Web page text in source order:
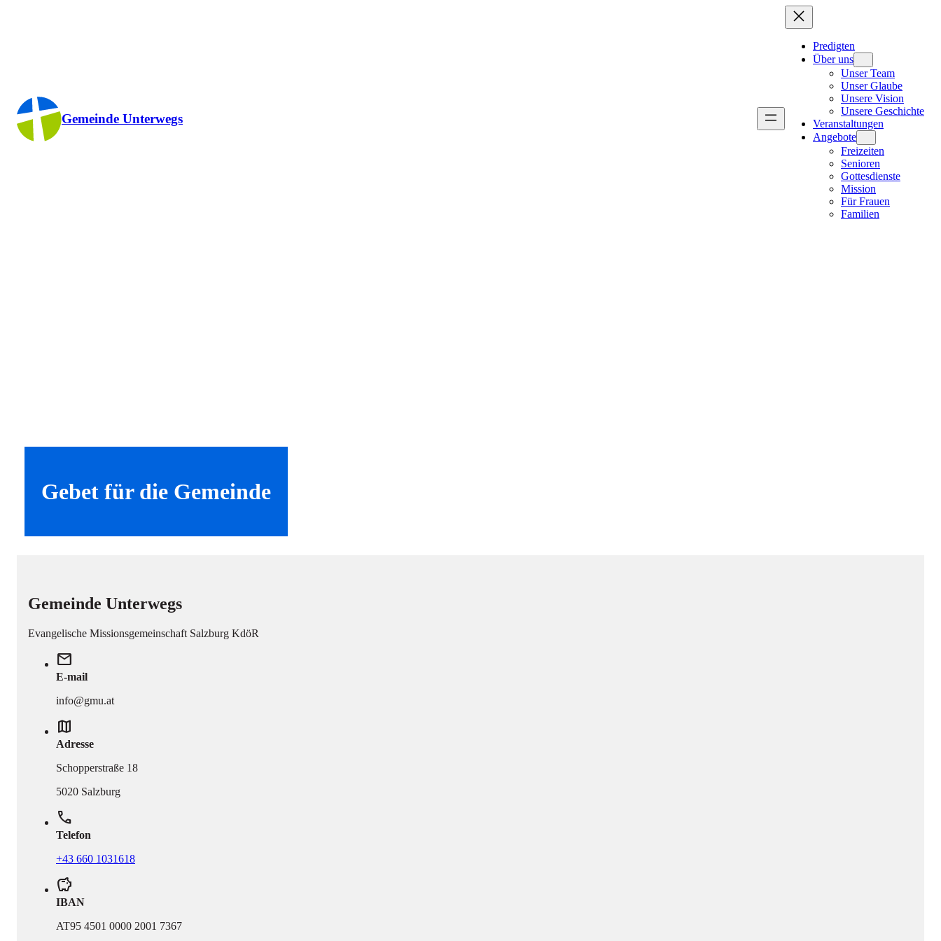
Gemeinde Unterwegs
Predigten
Über uns
Unser Team
Unser Glaube
Unsere Vision
Unsere Geschichte
Veranstaltungen
Angebote
Freizeiten
Senioren
Gottesdienste
Mission
Für Frauen
Familien
Gebet für die Gemeinde
Gemeinde Unterwegs
Evangelische Missionsgemeinschaft Salzburg KdöR
mail
E-mail
info@gmu.at
map
Adresse
Schopperstraße 18
5020 Salzburg
phone
Telefon
+43 660 1031618
savings
IBAN
AT95 4501 0000 2001 7367